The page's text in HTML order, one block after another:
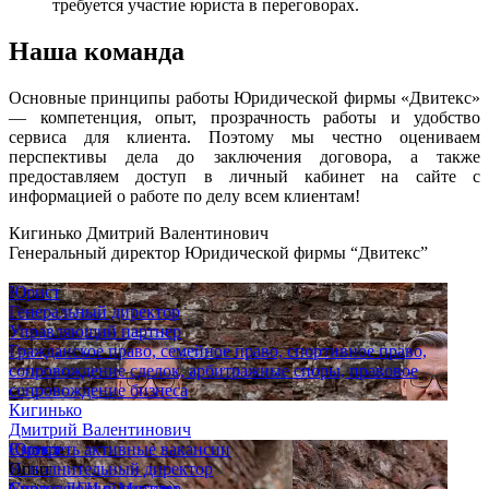
требуется участие юриста в переговорах.
Наша команда
Основные принципы работы Юридической фирмы «Двитекс»
— компетенция, опыт, прозрачность работы и удобство
сервиса для клиента. Поэтому мы честно оцениваем
перспективы дела до заключения договора, а также
предоставляем доступ в личный кабинет на сайте с
информацией о работе по делу всем клиентам!
Кигинько Дмитрий Валентинович
Генеральный директор Юридической фирмы “Двитекс”
Юрист
Генеральный директор
Управляющий партнер
Гражданское право, семейное право, спортивное право,
сопровождение сделок, арбитражные споры, правовое
сопровождение бизнеса
Кигинько
Дмитрий Валентинович
Юрист
Исполнительный директор
Смотреть активные вакансии
Опыт